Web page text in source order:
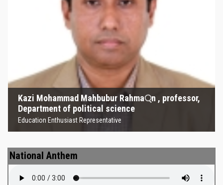
Kazi Mohammad Mahbubur Rahma্‌n , professor,
Department of political science
Education Enthusiast Representative
Kazi Mohammad Mahbubur
Rahma্‌n , professor, Department
of political science
Education Enthusiast Representative
National Anthem